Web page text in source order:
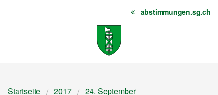
Startseite
Sitemap abstimmungen.sg.ch
Startseite 2017 24. September